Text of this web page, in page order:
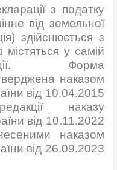
з податку
від земельної
здійснюється з
містяться у самій
Форма
наказом
від 10.04.2015
наказу
від 10.11.2022
наказом
від 26.09.2023